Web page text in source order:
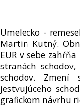
Umelecko -
Martin Kutný.
EUR v sebe
stranách
schodov. Zmení
jestvujúceho
grafickom návrhu